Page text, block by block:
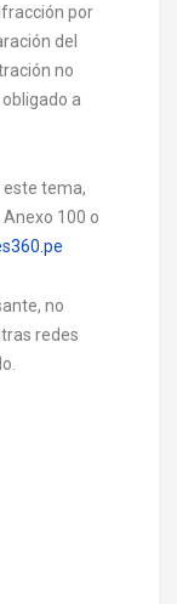
por
del
no
a
este tema,
100 o
no
redes